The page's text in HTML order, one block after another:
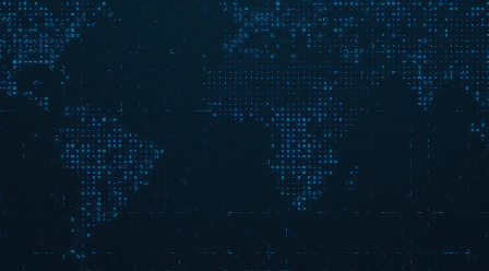
Unsere Lösungen für Versicherer